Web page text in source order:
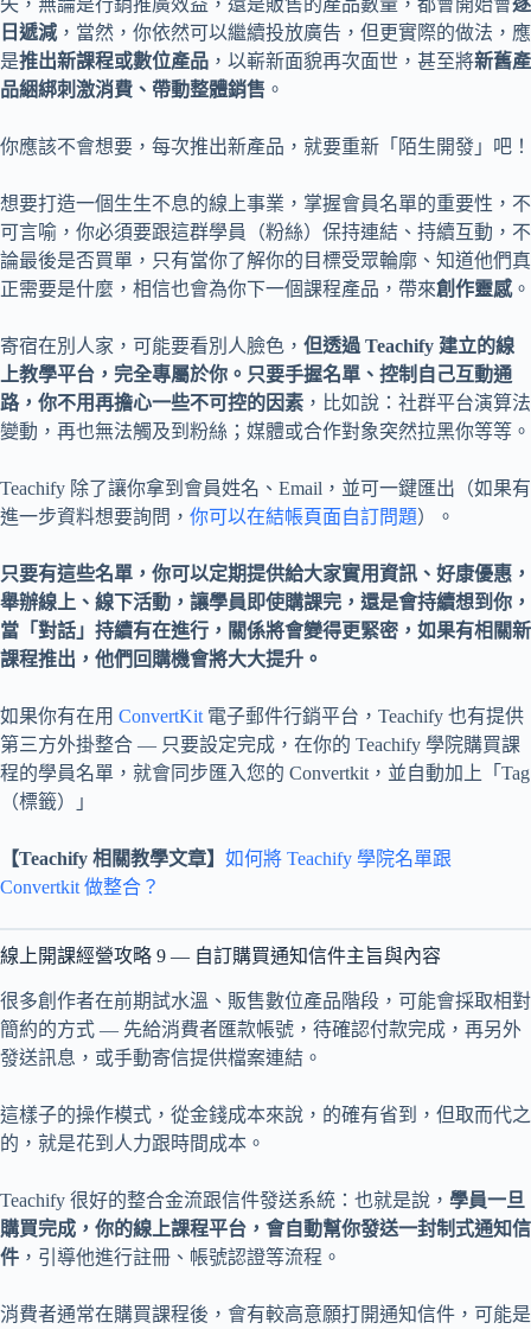
日遞減，當然，你依然可以繼續投放廣告，但更實際的做法，應
是推出新課程或數位產品 ，以嶄新面貌再次面世，甚至將新舊產
品綑綁刺激消費、帶動整體銷售 。
你應該不會想要，每次推出新產品，就要重新「陌生開發」吧！
想要打造一個生生不息的線上事業，掌握會員名單的重要性，不
可言喻，你必須要跟這群學員（粉絲）保持連結、持續互動，不
論最後是否買單，只有當你了解你的目標受眾輪廓、知道他們真
正需要是什麼，相信也會為你下一個課程產品，帶來創作靈感。
寄宿在別人家，可能要看別人臉色， 但透過 Teachify 建立的線
上教學平台，完全專屬於你。只要手握名單、控制自己互動通
路，你不用再擔心一些不可控的因素 ，比如說：社群平台演算法
變動，再也無法觸及到粉絲；媒體或合作對象突然拉黑你等等。
Teachify 除了讓你拿到會員姓名、Email，並可一鍵匯出（如果有
進一步資料想要詢問， 你可以在結帳頁面自訂問題）。
只要有這些名單，你可以定期提供給大家實用資訊、好康優惠，
舉辦線上、線下活動，讓學員即使購課完，還是會持續想到你，
當「對話」持續有在進行，關係將會變得更緊密，如果有相關新
課程推出，他們回購機會將大大提升。
如果你有在用 ConvertKit 電子郵件行銷平台，Teachify 也有提供
第三方外掛整合 — 只要設定完成，在你的 Teachify 學院購買課
程的學員名單，就會同步匯入您的 Convertkit，並自動加上「Tag
（標籤）」
【Teachify 相關教學文章】 如何將 Teachify 學院名單跟
Convertkit 做整合？
線上開課經營攻略 9 — 自訂購買通知信件主旨與內容
很多創作者在前期試水溫、販售數位產品階段，可能會採取相對
簡約的方式 — 先給消費者匯款帳號，待確認付款完成，再另外
發送訊息，或手動寄信提供檔案連結。
這樣子的操作模式，從金錢成本來說，的確有省到，但取而代之
的，就是花到人力跟時間成本。
Teachify 很好的整合金流跟信件發送系統：也就是說， 學員一旦
購買完成，你的線上課程平台，會自動幫你發送一封制式通知信
件 ，引導他進行註冊、帳號認證等流程。
消費者通常在購買課程後，會有較高意願打開通知信件，可能是